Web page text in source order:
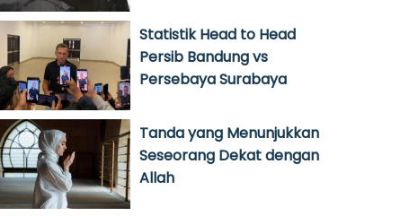
Statistik Head to Head
Persib Bandung vs
Persebaya Surabaya
Tanda yang Menunjukkan
Seseorang Dekat dengan
Allah